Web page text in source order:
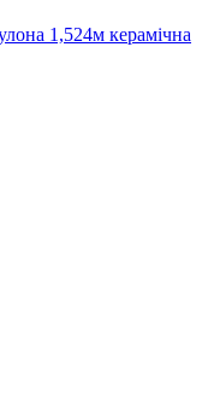
1,524м керамічна